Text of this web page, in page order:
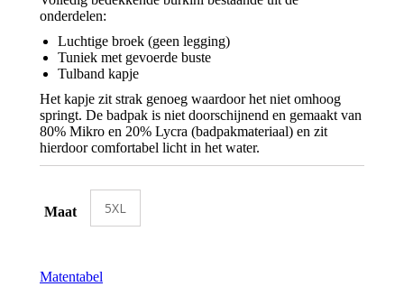
onderdelen:
Luchtige broek (geen legging)
Tuniek met gevoerde buste
Tulband kapje
Het kapje zit strak genoeg waardoor het niet omhoog
springt. De badpak is niet doorschijnend en gemaakt van
80% Mikro en 20% Lycra (badpakmateriaal) en zit
hierdoor comfortabel licht in het water.
Maat 5XL
Matentabel